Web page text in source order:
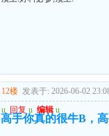
12楼 发表于: 2026-06-02
u 回复 u 编辑 u
高手你真的很牛B，